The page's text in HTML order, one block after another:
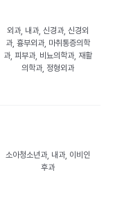
외과, 내과, 신경과, 신경외
과, 흉부외과, 마취통증의학
과, 피부과, 비뇨의학과, 재활
의학과, 정형외과
소아청소년과, 내과, 이비인
후과